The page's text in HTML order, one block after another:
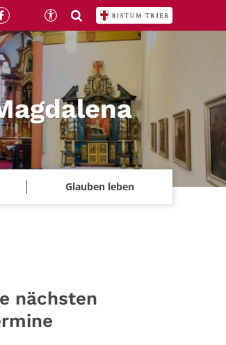
Glauben leben
nächsten